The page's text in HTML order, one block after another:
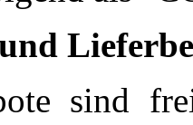
sind